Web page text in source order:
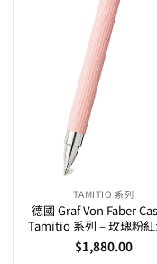
TAMITIO 系列
德國 Graf Von Faber
Tamitio 系列 – 玫瑰粉
筆 (141572)
$1,880.00